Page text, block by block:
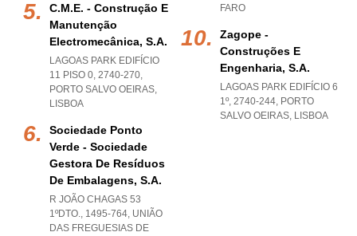
C.m.e. - Construção E
Manutenção
Electromecânica, S.a.
LAGOAS PARK EDIFÍCIO
11 PISO 0, 2740-270,
PORTO SALVO OEIRAS,
LISBOA
Sociedade Ponto
Verde - Sociedade
Gestora De Resíduos
De Embalagens, S.a.
R JOÃO CHAGAS 53
1ºDTO., 1495-764, UNIÃO
DAS FREGUESIAS DE
FARO
Zagope -
Construções E
Engenharia, S.a.
LAGOAS PARK EDIFÍCIO 6
1º, 2740-244, PORTO
SALVO OEIRAS, LISBOA